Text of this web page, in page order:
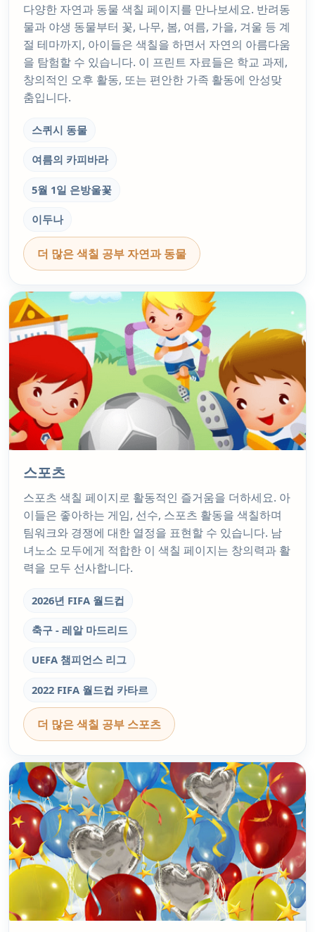
다양한 자연과 동물 색칠 페이지를 만나보세요. 반려동
물과 야생 동물부터 꽃, 나무, 봄, 여름, 가을, 겨울 등 계
절 테마까지, 아이들은 색칠을 하면서 자연의 아름다움
을 탐험할 수 있습니다. 이 프린트 자료들은 학교 과제,
창의적인 오후 활동, 또는 편안한 가족 활동에 안성맞
춤입니다.
스퀴시 동물
여름의 카피바라
5월 1일 은방울꽃
이두나
더 많은 색칠 공부 자연과 동물
스포츠
스포츠 색칠 페이지로 활동적인 즐거움을 더하세요. 아
이들은 좋아하는 게임, 선수, 스포츠 활동을 색칠하며
팀워크와 경쟁에 대한 열정을 표현할 수 있습니다. 남
녀노소 모두에게 적합한 이 색칠 페이지는 창의력과 활
력을 모두 선사합니다.
2026년 FIFA 월드컵
축구 - 레알 마드리드
UEFA 챔피언스 리그
2022 FIFA 월드컵 카타르
더 많은 색칠 공부 스포츠